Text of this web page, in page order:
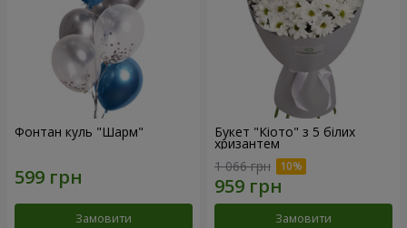
Фонтан куль "Шарм"
Замовити
Букет "Кіото" з 5 білих
хризантем
1 066 грн
Замовити